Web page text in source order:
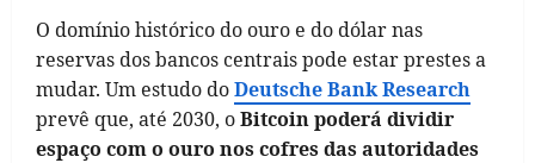
O domínio histórico do ouro e do dólar nas
reservas dos bancos centrais pode estar prestes a
mudar. Um estudo doDeutsche Bank Research
prevê que, até 2030, oBitcoin poderá dividir
espaço com o ouro nos cofres das autoridades